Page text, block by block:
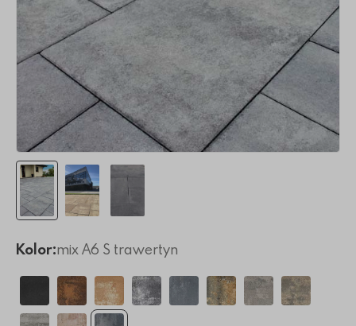
Kolor:mix A6 S trawertyn